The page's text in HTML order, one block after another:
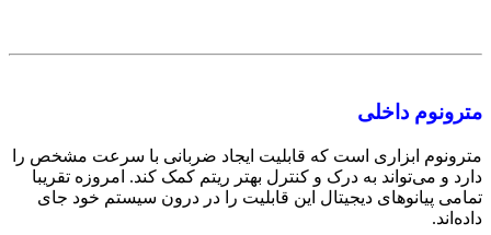
مترونوم داخلی
مترونوم ابزاری است که قابلیت ایجاد ضربانی با سرعت مشخص را
دارد و می‌تواند به درک و کنترل بهتر ریتم کمک کند. امروزه تقریبا
تمامی پیانوهای دیجیتال این قابلیت را در درون سیستم خود جای
داده‌اند.